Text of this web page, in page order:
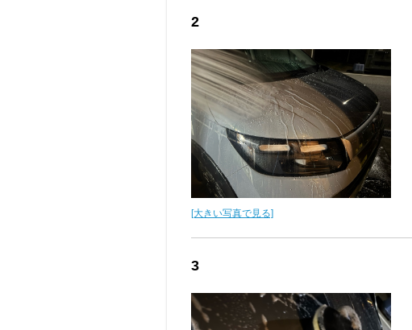
2
[大きい写真で見る]
3